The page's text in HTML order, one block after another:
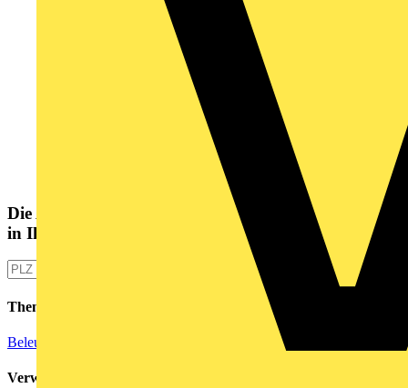
Die Altlampen Sammelstelle
in Ihrer Nähe
Themen
Beleuchtungstechnik
Verwandte Inhalte